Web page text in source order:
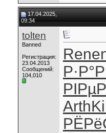
17.04.2025,
09:34
tolten
Banned
Регистрация:
23.04.2013
Сообщений:
104,010
Rene
Arth